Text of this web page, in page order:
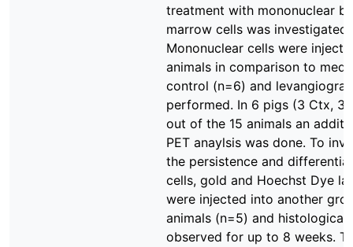
treatment with mononuclear
marrow cells was investigated.
Mononuclear cells were
animals in comparison to
control (n=6) and
performed. In 6 pigs (3 Ctx, 3
out of the 15 animals an
PET anaylsis was done. To
the persistence and
cells, gold and Hoechst Dye
were injected into another
animals (n=5) and
observed for up to 8 weeks.